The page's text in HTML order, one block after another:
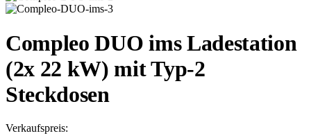
Compleo DUO ims Ladestation
(2x 22 kW) mit Typ-2
Steckdosen
Verkaufspreis: